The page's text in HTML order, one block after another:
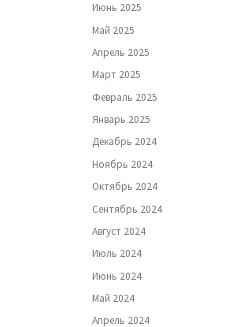
Июнь 2025
Май 2025
Апрель 2025
Март 2025
Февраль 2025
Январь 2025
Декабрь 2024
Ноябрь 2024
Октябрь 2024
Сентябрь 2024
Август 2024
Июль 2024
Июнь 2024
Май 2024
Апрель 2024